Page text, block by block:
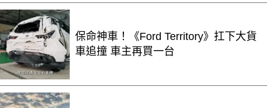
保命神車！《Ford Territory》扛下大貨
車追撞 車主再買一台